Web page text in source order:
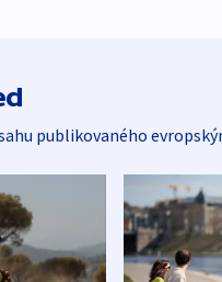
publikovaného